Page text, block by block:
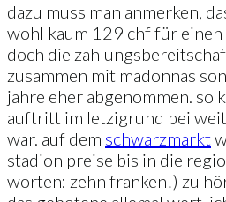
dazu muss man anmerken,
wohl kaum 129 chf für
doch die
zusammen mit madonnas
jahre eher abgenommen. so
auftritt im letzigrund bei
war. auf dem schwarzmarkt
stadion preise bis in die
worten: zehn franken!) zu